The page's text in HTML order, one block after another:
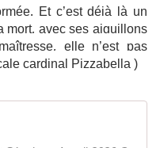
Et c’est déjà là un
mort, avec ses aiguillons
elle n’est pas
cardinal Pizzabella )